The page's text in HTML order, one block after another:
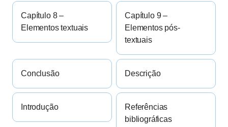
Capítulo 8 –
Elementos textuais
Capítulo 9 –
Elementos pós-
textuais
Conclusão Descrição
Introdução
Referências
bibliográficas